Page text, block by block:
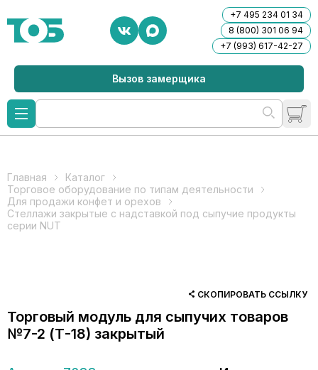
+7 495 234 01 34
8 (800) 301 06 94
+7 (993) 617-42-27
Вызов замерщика
Главная
Каталог
Торговое оборудование по типам деятельности
Для продажи конфет и орехов
Стеллажи закрытые с надставкой под сыпучие продукты
серии NUT
СКОПИРОВАТЬ ССЫЛКУ
Торговый модуль для сыпучих товаров
№7-2 (Т-18) закрытый